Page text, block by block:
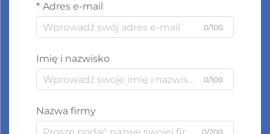
Adres e-mail
0/100
Imię i nazwisko
0/100
Nazwa firmy
0/200